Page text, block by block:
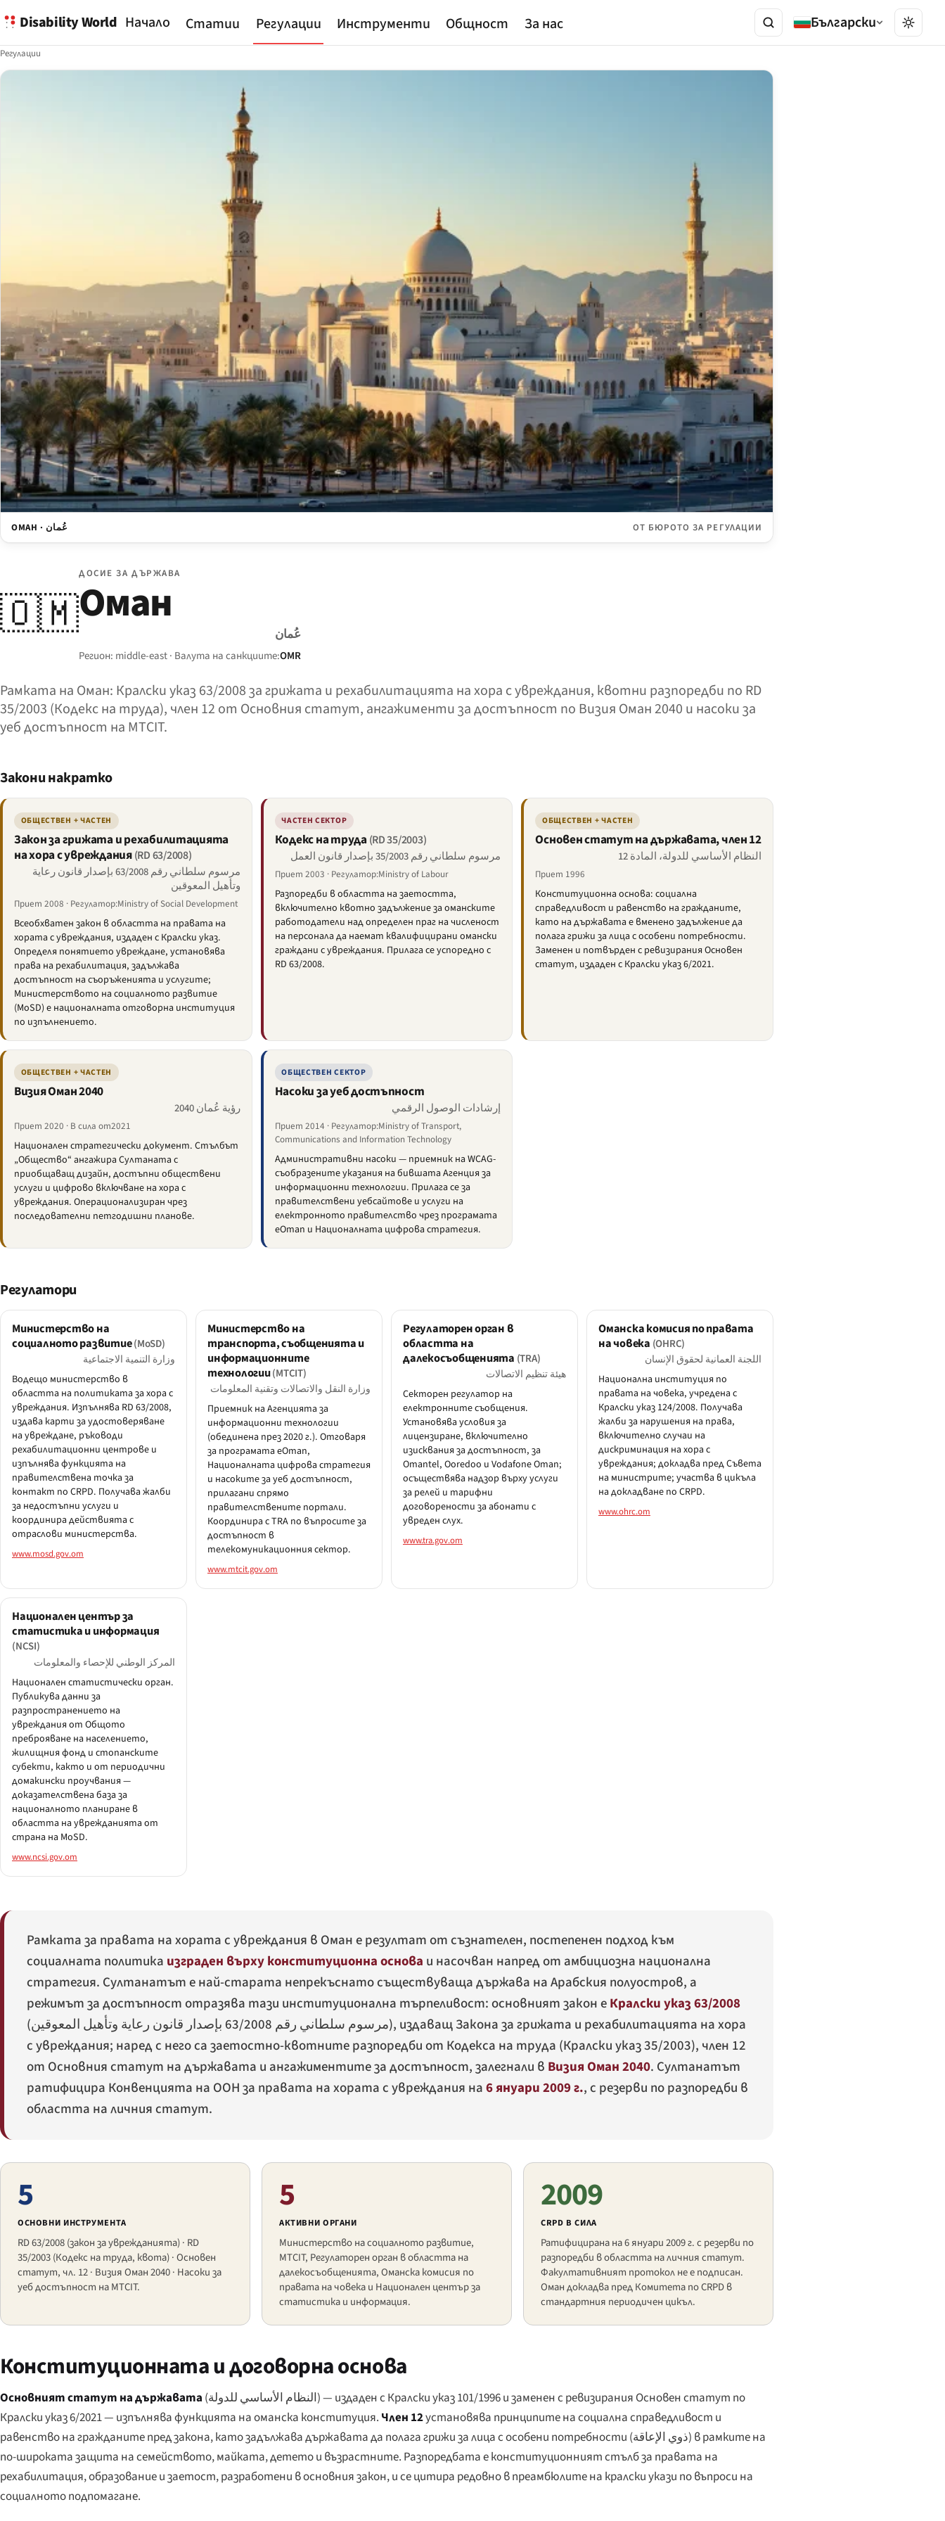
Disability World Начало Статии Регулации Инструменти Общност За нас Български
Регулации
ОМАН · عُمان ОТ БЮРОТО ЗА РЕГУЛАЦИИ
🇴🇲
ДОСИЕ ЗА ДЪРЖАВА
Оман
عُمان
Регион: middle-east · Валута на санкциите:OMR
Рамката на Оман: Кралски указ 63/2008 за грижата и рехабилитацията на хора с увреждания, квотни разпоредби по RD
35/2003 (Кодекс на труда), член 12 от Основния статут, ангажименти за достъпност по Визия Оман 2040 и насоки за
уеб достъпност на MTCIT.
Закони накратко
ОБЩЕСТВЕН + ЧАСТЕН
Закон за грижата и рехабилитацията
на хора с увреждания(RD 63/2008)
مرسوم سلطاني رقم 63/2008 بإصدار قانون رعاية
وتأهيل المعوقين
Приет 2008 · Регулатор:Ministry of Social Development
Всеобхватен закон в областта на правата на
хората с увреждания, издаден с Кралски указ.
Определя понятието увреждане, установява
права на рехабилитация, задължава
достъпност на съоръженията и услугите;
Министерството на социалното развитие
(MoSD) е националната отговорна институция
по изпълнението.
ЧАСТЕН СЕКТОР
Кодекс на труда (RD 35/2003)
مرسوم سلطاني رقم 35/2003 بإصدار قانون العمل
Приет 2003 · Регулатор:Ministry of Labour
Разпоредби в областта на заетостта,
включително квотно задължение за оманските
работодатели над определен праг на численост
на персонала да наемат квалифицирани омански
граждани с увреждания. Прилага се успоредно с
RD 63/2008.
ОБЩЕСТВЕН + ЧАСТЕН
Основен статут на държавата, член 12
النظام الأساسي للدولة، المادة 12
Приет 1996
Конституционна основа: социална
справедливост и равенство на гражданите,
като на държавата е вменено задължение да
полага грижи за лица с особени потребности.
Заменен и потвърден с ревизирания Основен
статут, издаден с Кралски указ 6/2021.
ОБЩЕСТВЕН + ЧАСТЕН
Визия Оман 2040
رؤية عُمان 2040
Приет 2020 · В сила от2021
Национален стратегически документ. Стълбът
„Общество“ ангажира Султаната с
приобщаващ дизайн, достъпни обществени
услуги и цифрово включване на хора с
увреждания. Операционализиран чрез
последователни петгодишни планове.
ОБЩЕСТВЕН СЕКТОР
Насоки за уеб достъпност
إرشادات الوصول الرقمي
Приет 2014 · Регулатор:Ministry of Transport,
Communications and Information Technology
Административни насоки — приемник на WCAG-
съобразените указания на бившата Агенция за
информационни технологии. Прилага се за
правителствени уебсайтове и услуги на
електронното правителство чрез програмата
eOman и Националната цифрова стратегия.
Регулатори
Министерство на
социалното развитие(MoSD)
وزارة التنمية الاجتماعية
Водещо министерство в
областта на политиката за хора с
увреждания. Изпълнява RD 63/2008,
издава карти за удостоверяване
на увреждане, ръководи
рехабилитационни центрове и
изпълнява функцията на
правителствена точка за
контакт по CRPD. Получава жалби
за недостъпни услуги и
координира действията с
отраслови министерства.
www.mosd.gov.om
Министерство на
транспорта, съобщенията и
информационните
технологии(MTCIT)
وزارة النقل والاتصالات وتقنية المعلومات
Приемник на Агенцията за
информационни технологии
(обединена през 2020 г.). Отговаря
за програмата eOman,
Националната цифрова стратегия
и насоките за уеб достъпност,
прилагани спрямо
правителствените портали.
Координира с TRA по въпросите за
достъпност в
телекомуникационния сектор.
www.mtcit.gov.om
Регулаторен орган в
областта на
далекосъобщенията (TRA)
هيئة تنظيم الاتصالات
Секторен регулатор на
електронните съобщения.
Установява условия за
лицензиране, включително
изисквания за достъпност, за
Omantel, Ooredoo и Vodafone Oman;
осъществява надзор върху услуги
за релей и тарифни
договорености за абонати с
увреден слух.
www.tra.gov.om
Оманска комисия по правата
на човека (OHRC)
اللجنة العمانية لحقوق الإنسان
Национална институция по
правата на човека, учредена с
Кралски указ 124/2008. Получава
жалби за нарушения на права,
включително случаи на
дискриминация на хора с
увреждания; докладва пред Съвета
на министрите; участва в цикъла
на докладване по CRPD.
www.ohrc.om
Национален център за
статистика и информация
(NCSI)
المركز الوطني للإحصاء والمعلومات
Национален статистически орган.
Публикува данни за
разпространението на
увреждания от Общото
преброяване на населението,
жилищния фонд и стопанските
субекти, както и от периодични
домакински проучвания —
доказателствена база за
националното планиране в
областта на уврежданията от
страна на MoSD.
www.ncsi.gov.om
Рамката за правата на хората с увреждания в Оман е резултат от съзнателен, постепенен подход към
социалната политика изграден върху конституционна основа и насочван напред от амбициозна национална
стратегия. Султанатът е най-старата непрекъснато съществуваща държава на Арабския полуостров, а
режимът за достъпност отразява тази институционална търпеливост: основният закон еКралски указ 63/2008
(
مرسوم سلطاني رقم 63/2008 بإصدار قانون رعاية وتأهيل المعوقين), издаващ Закона за грижата и рехабилитацията на хора
с увреждания; наред с него са заетостно-квотните разпоредби от Кодекса на труда (Кралски указ 35/2003), член 12
от Основния статут на държавата и ангажиментите за достъпност, залегнали в Визия Оман 2040. Султанатът
ратифицира Конвенцията на ООН за правата на хората с увреждания на6 януари 2009 г., с резерви по разпоредби в
областта на личния статут.
5
ОСНОВНИ ИНСТРУМЕНТА
RD 63/2008 (закон за уврежданията) · RD
35/2003 (Кодекс на труда, квота) · Основен
статут, чл. 12 · Визия Оман 2040 · Насоки за
уеб достъпност на MTCIT.
5
АКТИВНИ ОРГАНИ
Министерство на социалното развитие,
MTCIT, Регулаторен орган в областта на
далекосъобщенията, Оманска комисия по
правата на човека и Национален център за
статистика и информация.
2009
CRPD В СИЛА
Ратифицирана на 6 януари 2009 г. с резерви по
разпоредби в областта на личния статут.
Факултативният протокол не е подписан.
Оман докладва пред Комитета по CRPD в
стандартния периодичен цикъл.
Конституционната и договорна основа
Основният статут на държавата (النظام الأساسي للدولة) — издаден с Кралски указ 101/1996 и заменен с ревизирания Основен статут по
Кралски указ 6/2021 — изпълнява функцията на оманска конституция. Член 12установява принципите на социална справедливост и
равенство на гражданите пред закона, като задължава държавата да полага грижи за лица с особени потребности (ذوي الإعاقة) в рамките на
по-широката защита на семейството, майката, детето и възрастните. Разпоредбата е конституционният стълб за правата на
рехабилитация, образование и заетост, разработени в основния закон, и се цитира редовно в преамбюлите на кралски укази по въпроси на
социалното подпомагане.